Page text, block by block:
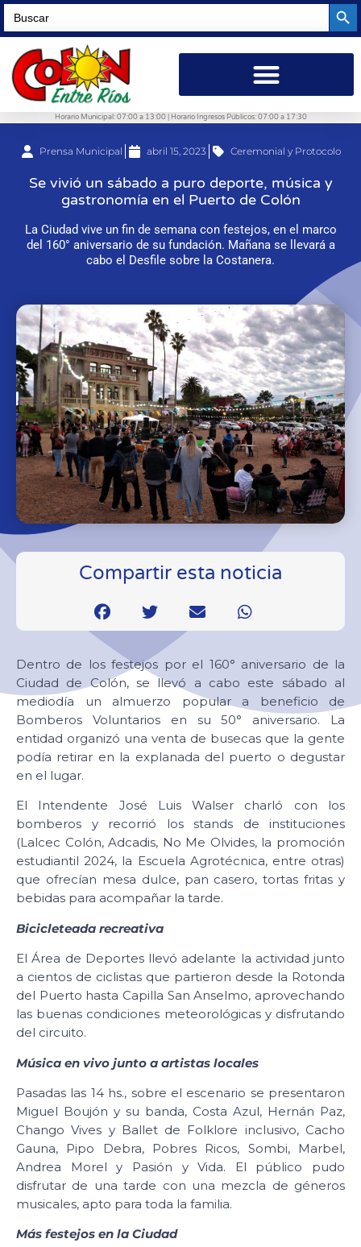
Search
for:
Horario Municipal: 07:00 a 13:00 | Horario Ingresos Públicos: 07:00 a 17:30
Prensa Municipal abril 15, 2023 Ceremonial y Protocolo
Se vivió un sábado a puro deporte, música y
gastronomía en el Puerto de Colón
La Ciudad vive un fin de semana con festejos, en el marco
del 160° aniversario de su fundación. Mañana se llevará a
cabo el Desfile sobre la Costanera.
Compartir esta noticia
Dentro de los festejos por el 160° aniversario de la
Ciudad de Colón, se llevó a cabo este sábado al
mediodía un almuerzo popular a beneficio de
Bomberos Voluntarios en su 50° aniversario. La
entidad organizó una venta de busecas que la gente
podía retirar en la explanada del puerto o degustar
en el lugar.
El Intendente José Luis Walser charló con los
bomberos y recorrió los stands de instituciones
(Lalcec Colón, Adcadis, No Me Olvides, la promoción
estudiantil 2024, la Escuela Agrotécnica, entre otras)
que ofrecían mesa dulce, pan casero, tortas fritas y
bebidas para acompañar la tarde.
Bicicleteada recreativa
El Área de Deportes llevó adelante la actividad junto
a cientos de ciclistas que partieron desde la Rotonda
del Puerto hasta Capilla San Anselmo, aprovechando
las buenas condiciones meteorológicas y disfrutando
del circuito.
Música en vivo junto a artistas locales
Pasadas las 14 hs., sobre el escenario se presentaron
Miguel Boujón y su banda, Costa Azul, Hernán Paz,
Chango Vives y Ballet de Folklore inclusivo, Cacho
Gauna, Pipo Debra, Pobres Ricos, Sombi, Marbel,
Andrea Morel y Pasión y Vida. El público pudo
disfrutar de una tarde con una mezcla de géneros
musicales, apto para toda la familia.
Más festejos en la Ciudad